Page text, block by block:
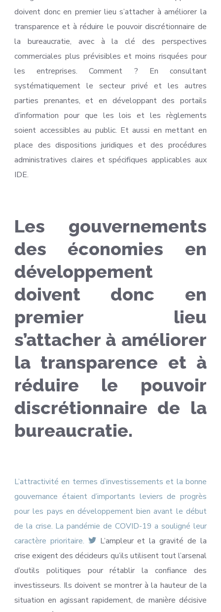
doivent donc en premier lieu s’attacher à améliorer la
transparence et à réduire le pouvoir discrétionnaire de
la bureaucratie, avec à la clé des perspectives
commerciales plus prévisibles et moins risquées pour
les entreprises. Comment ? En consultant
systématiquement le secteur privé et les autres
parties prenantes, et en développant des portails
d’information pour que les lois et les règlements
soient accessibles au public. Et aussi en mettant en
place des dispositions juridiques et des procédures
administratives claires et spécifiques applicables aux
IDE.
Les gouvernements
des économies en
développement
doivent donc en
premier lieu
s’attacher à améliorer
la transparence et à
réduire le pouvoir
discrétionnaire de la
bureaucratie.
L’attractivité en termes d’investissements et la bonne
gouvernance étaient d’importants leviers de progrès
pour les pays en développement bien avant le début
de la crise. La pandémie de COVID-19 a souligné leur
caractère prioritaire.
L’ampleur et la gravité de la
crise exigent des décideurs qu’ils utilisent tout l’arsenal
d’outils politiques pour rétablir la confiance des
investisseurs. Ils doivent se montrer à la hauteur de la
situation en agissant rapidement, de manière décisive